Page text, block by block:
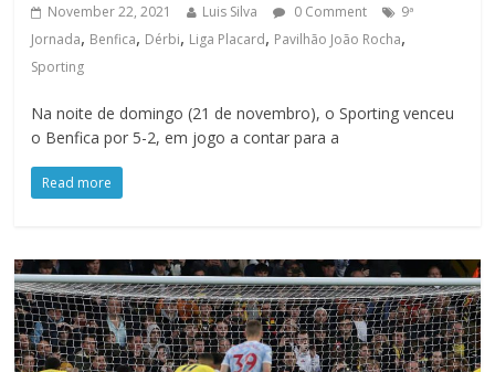
November 22, 2021 Luis Silva 0 Comment
9ª
Jornada, Benfica, Dérbi, Liga Placard, Pavilhão João Rocha,
Sporting
Na noite de domingo (21 de novembro), o Sporting venceu
o Benfica por 5-2, em jogo a contar para a
Read more